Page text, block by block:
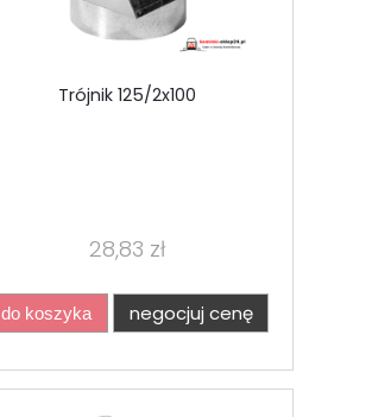
Trójnik 125/2x100
28,83 zł
do koszyka negocjuj cenę